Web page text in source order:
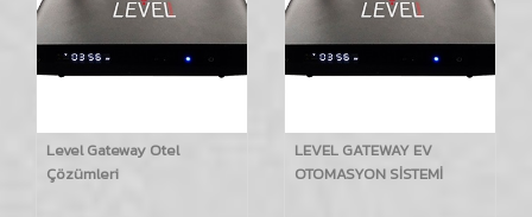
Level Gateway Otel
Çözümleri
LEVEL GATEWAY EV
OTOMASYON SİSTEMİ